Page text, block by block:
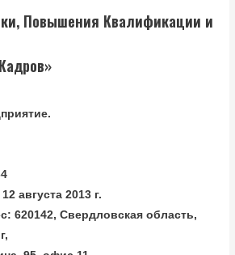
Повышения Квалификации и
августа 2013 г.
620142, Свердловская область,